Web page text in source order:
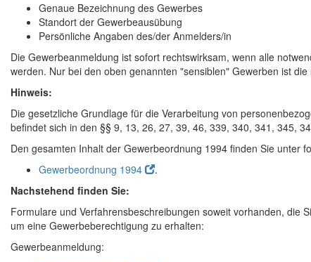
Genaue Bezeichnung des Gewerbes
Standort der Gewerbeausübung
Persönliche Angaben des/der Anmelders/in
Die Gewerbeanmeldung ist sofort rechtswirksam, wenn alle
werden. Nur bei den oben genannten "sensiblen" Gewerben ist
Hinweis:
Die gesetzliche Grundlage für die Verarbeitung von
befindet sich in den §§ 9, 13, 26, 27, 39, 46, 339, 340, 341, 345,
Den gesamten Inhalt der Gewerbeordnung 1994 finden Sie unter
Gewerbeordnung 1994
.
Nachstehend finden Sie:
Formulare und Verfahrensbeschreibungen soweit vorhanden, die
um eine Gewerbeberechtigung zu erhalten:
Gewerbeanmeldung: